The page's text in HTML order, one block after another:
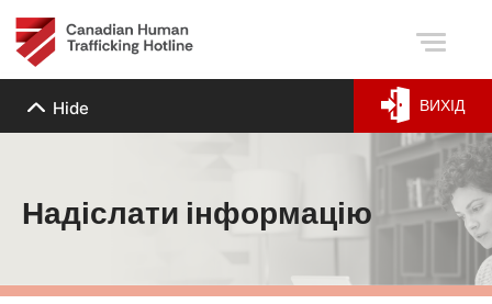
Hide ВИХІД
Надіслати інформацію